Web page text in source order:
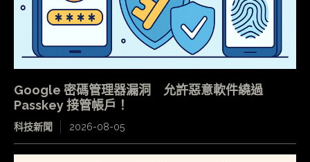
Google 密碼管理器漏洞 允許惡意軟件繞過
Passkey 接管帳戶！
科技新聞 2026-08-05